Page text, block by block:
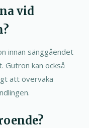
vid
innan sänggåendet
Gutron kan också
att övervaka